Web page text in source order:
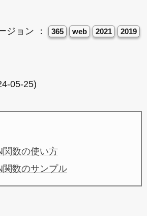
ジョン ： 365 web 2021
2019
05-25)
関数の使い方
関数のサンプル